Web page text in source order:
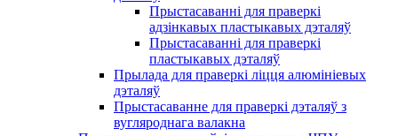
Прыстасаванні для праверкі
адзінкавых пластыкавых дэталяў
Прыстасаванні для праверкі
пластыкавых дэталяў
Прылада для праверкі ліцця алюмініевых
дэталяў
Прыстасаванне для праверкі дэталяў з
вугляроднага валакна